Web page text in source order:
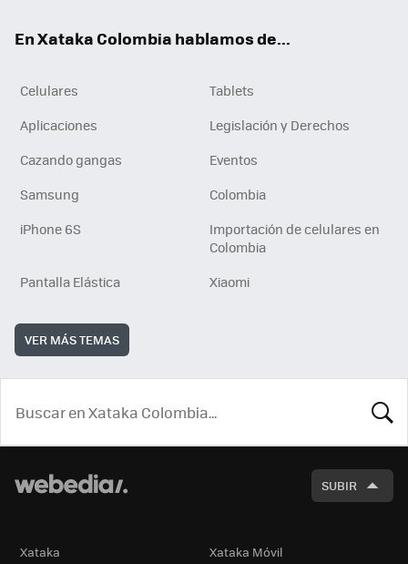
En Xataka Colombia hablamos de...
Celulares
Tablets
Aplicaciones
Legislación y Derechos
Cazando gangas
Eventos
Samsung
Colombia
iPhone 6S
Importación de celulares en
Colombia
Pantalla Elástica
Xiaomi
VER MÁS TEMAS
SUBIR
Xataka Xataka Móvil